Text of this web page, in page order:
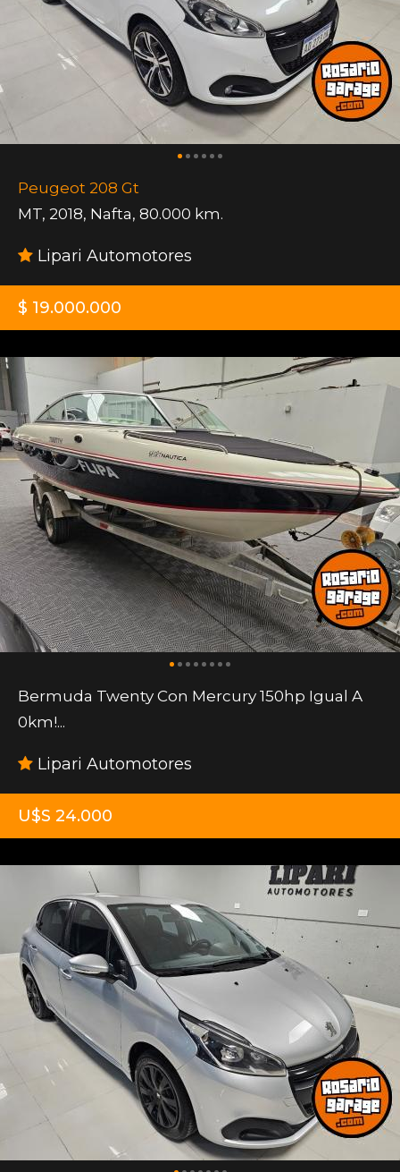
Peugeot 208 Gt
MT, 2018, Nafta, 80.000 km.
Lipari Automotores
$ 19.000.000
Bermuda Twenty Con Mercury 150hp Igual A
0km!...
Lipari Automotores
U$S 24.000